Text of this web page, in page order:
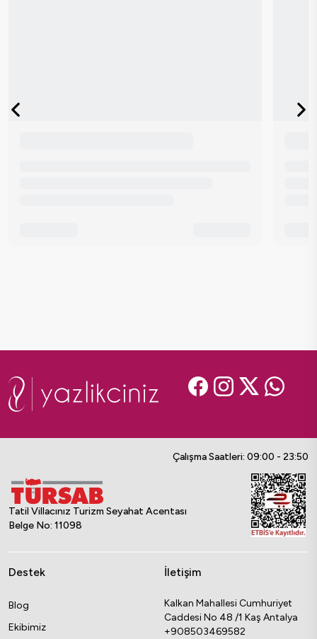
Çalışma Saatleri: 09:00 - 23:50
Tatil Villacınız Turizm Seyahat Acentası
Belge No: 11098
Destek
Blog
Ekibimiz
İletişim
Kalkan Mahallesi Cumhuriyet
Caddesi No 48 /1 Kaş Antalya
+908503469582